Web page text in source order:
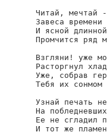
Читай, мечтай
Завеса времени
И ясной
Промчится ряд
Взгляни! уже
Расторгнул
Уже, собрав
Тебя их сонмом
Узнай печать
На
Ее не сгладил
И тот же